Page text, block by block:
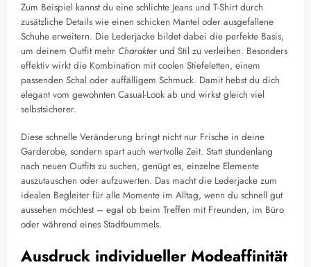
Zum Beispiel kannst du eine schlichte Jeans und T-Shirt durch
zusätzliche Details wie einen schicken Mantel oder ausgefallene
Schuhe erweitern. Die Lederjacke bildet dabei die perfekte Basis,
um deinem Outfit mehr Charakter und Stil zu verleihen. Besonders
effektiv wirkt die Kombination mit coolen Stiefeletten, einem
passenden Schal oder auffälligem Schmuck. Damit hebst du dich
elegant vom gewohnten Casual-Look ab und wirkst gleich viel
selbstsicherer.
Diese schnelle Veränderung bringt nicht nur Frische in deine
Garderobe, sondern spart auch wertvolle Zeit. Statt stundenlang
nach neuen Outfits zu suchen, genügt es, einzelne Elemente
auszutauschen oder aufzuwerten. Das macht die Lederjacke zum
idealen Begleiter für alle Momente im Alltag, wenn du schnell gut
aussehen möchtest – egal ob beim Treffen mit Freunden, im Büro
oder während eines Stadtbummels.
Ausdruck individueller Modeaffinität